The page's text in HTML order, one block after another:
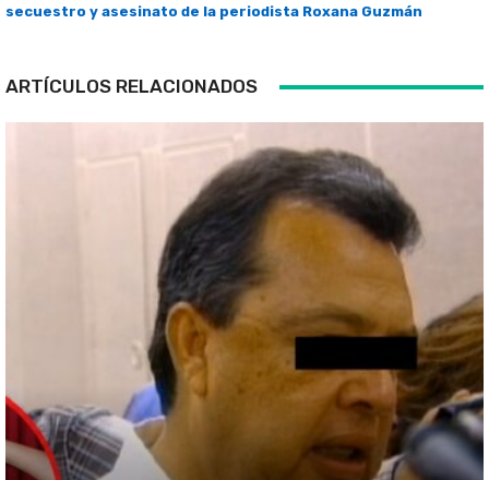
secuestro y asesinato de la periodista Roxana Guzmán
ARTÍCULOS RELACIONADOS